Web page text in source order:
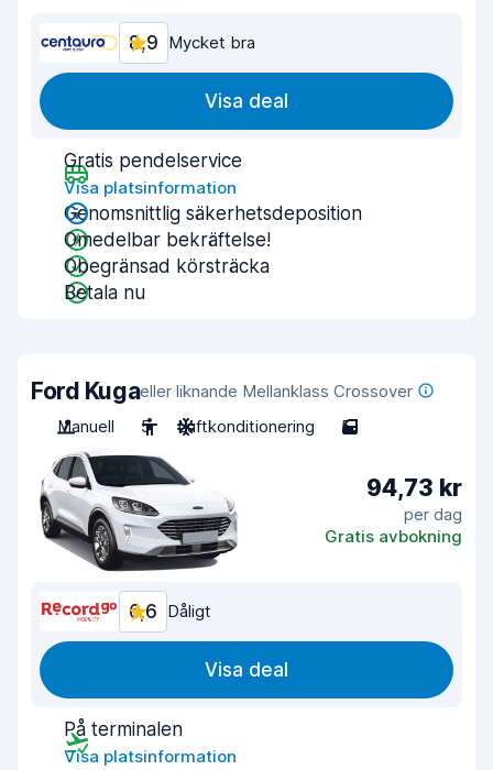
8,9 Mycket bra
Visa deal
Gratis pendelservice
Visa platsinformation
Genomsnittlig säkerhetsdeposition
Omedelbar bekräftelse!
Obegränsad körsträcka
Betala nu
Ford Kugaeller liknande Mellanklass Crossover
Manuell
5 Luftkonditionering 5
94,73 kr
per dag
Gratis avbokning
6,6 Dåligt
Visa deal
På terminalen
Visa platsinformation